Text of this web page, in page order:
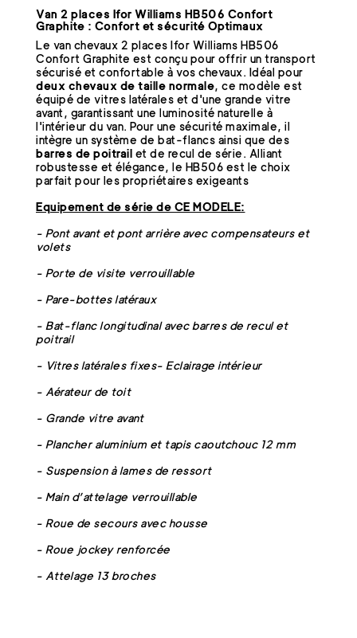
Van 2 places Ifor Williams HB506 Confort
Graphite : Confort et sécurité Optimaux
Le van chevaux 2 places Ifor Williams HB506
Confort Graphite est conçu pour offrir un transport
sécurisé et confortable à vos chevaux. Idéal pour
deux chevaux de taille normale, ce modèle est
équipé de vitres latérales et d'une grande vitre
avant, garantissant une luminosité naturelle à
l'intérieur du van. Pour une sécurité maximale, il
intègre un système de bat-flancs ainsi que des
barres de poitrail et de recul de série. Alliant
robustesse et élégance, le HB506 est le choix
parfait pour les propriétaires exigeants
Equipement de série de CE MODELE:
- Pont avant et pont arrière avec compensateurs et
volets
- Porte de visite verrouillable
- Pare-bottes latéraux
- Bat-flanc longitudinal avec barres de recul et
poitrail
- Vitres latérales fixes- Eclairage intérieur
- Aérateur de toit
- Grande vitre avant
- Plancher aluminium et tapis caoutchouc 12 mm
- Suspension à lames de ressort
- Main d’attelage verrouillable
- Roue de secours avec housse
- Roue jockey renforcée
- Attelage 13 broches